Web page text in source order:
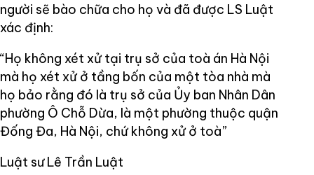
người sẽ bào chữa cho họ và đã được LS Luật
xác định:
“Họ không xét xử tại trụ sở của toà án Hà Nội
mà họ xét xử ở tầng bốn của một tòa nhà mà
họ bảo rằng đó là trụ sở của Ủy ban Nhân Dân
phường Ô Chỗ Dừa, là một phường thuộc quận
Đống Đa, Hà Nội, chứ không xử ở toà”
Luật sư Lê Trần Luật